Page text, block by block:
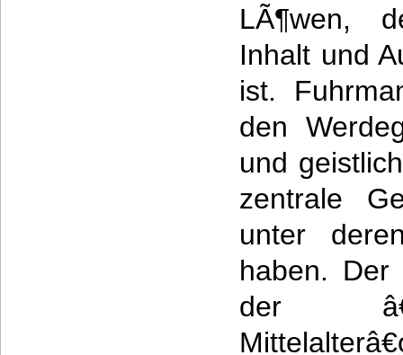
LÃ¶wen,
Inhalt und
ist.
den
und
zentrale
unter
haben. Der
der